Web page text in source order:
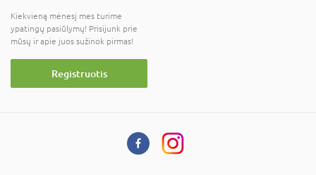
Kiekvieną mėnesį mes turime
ypatingų pasiūlymų! Prisijunk prie
mūsų ir apie juos sužinok pirmas!
Registruotis